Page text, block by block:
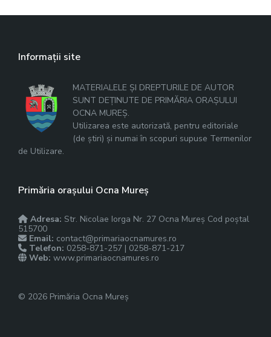
Informații site
MATERIALELE ȘI DREPTURILE DE AUTOR
SUNT DEȚINUTE DE PRIMĂRIA ORAȘULUI
OCNA MUREȘ.
Utilizarea este autorizată, pentru editoriale
(de știri) și numai în scopuri supuse Termenilor
de Utilizare.
Primăria orașului Ocna Mureș
Adresa: Str. Nicolae Iorga Nr. 27 Ocna Mureș Cod poștal
515700
Email: contact@primariaocnamures.ro
Telefon: 0258-871-257 | 0258-871-217
Web: www.primariaocnamures.ro
© 2026 Primăria Ocna Mureș